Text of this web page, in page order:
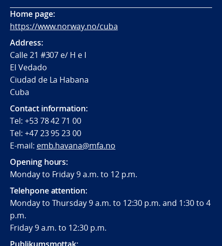
Home page:
https://www.norway.no/cuba
Address:
Calle 21 #307 e/ H e I
El Vedado
Ciudad de La Habana
Cuba
Contact information:
Tel: +53 78 42 71 00
Tel: +47 23 95 23 00
E-mail: emb.havana@mfa.no
Opening hours:
Monday to Friday 9 a.m. to 12 p.m.
Telehpone attention:
Monday to Thursday 9 a.m. to 12:30 p.m. and 1:30 to 4
p.m.
Friday 9 a.m. to 12:30 p.m.